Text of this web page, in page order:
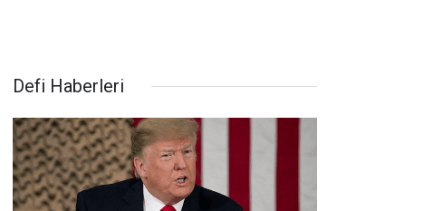
Defi Haberleri